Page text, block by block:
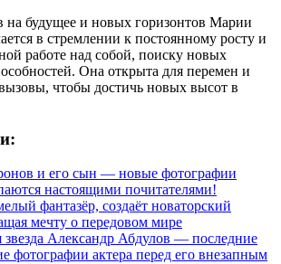
на будущее и новых горизонтов Марии
в стремлении к постоянному росту и
работе над собой, поиску новых
Она открыта для перемен и
чтобы достичь новых высот в
и его сын — новые фотографии
настоящими почитателями!
фантазёр, создаёт новаторский
мечту о передовом мире
звезда Александр Абдулов — последние
фотографии актера перед его внезапным